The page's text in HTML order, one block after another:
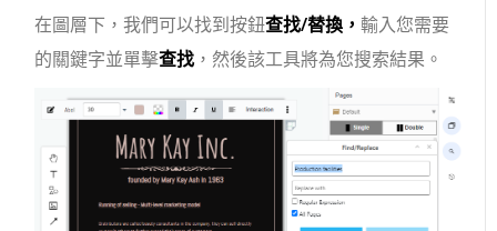
在圖層下，我們可以找到按鈕查找/替換，輸入您需要
的關鍵字並單擊查找，然後該工具將為您搜索結果。